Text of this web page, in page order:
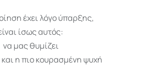
έχει λόγο ύπαρξης,
ίσως αυτός:
να μας θυμίζει
η πιο κουρασμένη ψυχή